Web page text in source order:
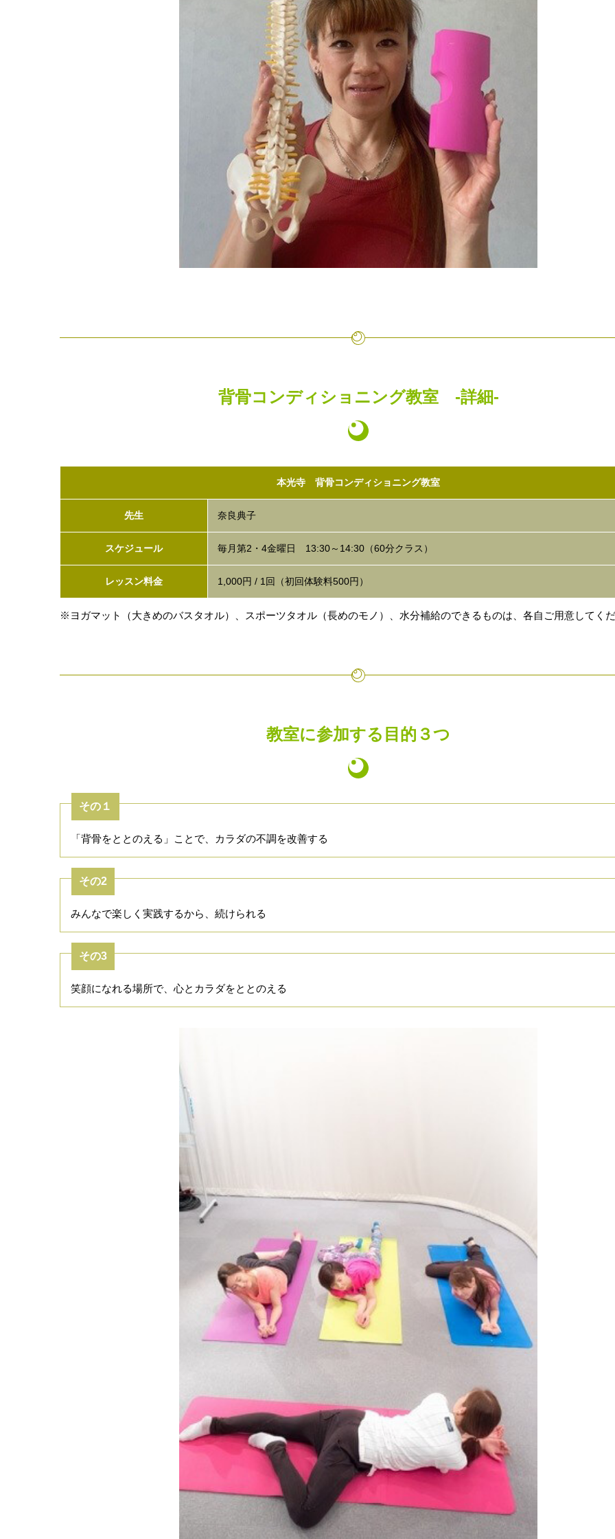
背骨コンディショニング教室 -詳細-
本光寺 背骨コンディショニング教室
先生 奈良典子
スケジュール 毎月第2・4金曜日 13:30～14:30（60分クラス）
レッスン料金 1,000円 / 1回（初回体験料500円）
ヨガマット（大きめのバスタオル）、スポーツタオル（長めのモノ）、水分補給のできるものは、各自ご用意してく
教室に参加する目的３つ
その１
「背骨をととのえる」ことで、カラダの不調を改善する
その2
みんなで楽しく実践するから、続けられる
その3
笑顔になれる場所で、心とカラダをととのえる